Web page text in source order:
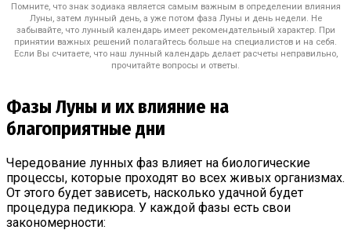
Помните, что знак зодиака является самым важным в определении влияния
Луны, затем лунный день, а уже потом фаза Луны и день недели. Не
забывайте, что лунный календарь имеет рекомендательный характер. При
принятии важных решений полагайтесь больше на специалистов и на себя.
Если Вы считаете, что наш лунный календарь делает расчеты неправильно,
прочитайте вопросы и ответы.
Фазы Луны и их влияние на
благоприятные дни
Чередование лунных фаз влияет на биологические
процессы, которые проходят во всех живых организмах.
От этого будет зависеть, насколько удачной будет
процедура педикюра. У каждой фазы есть свои
закономерности: